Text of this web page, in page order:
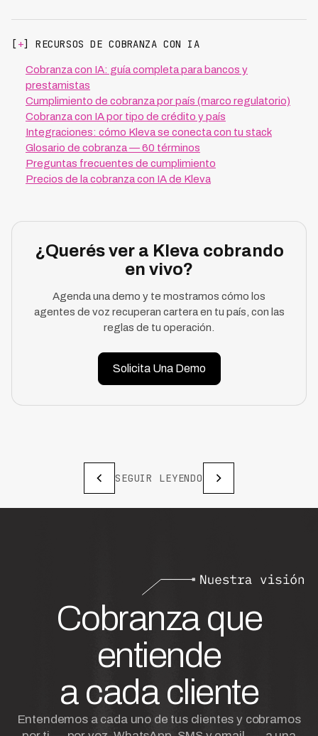
[+] RECURSOS DE COBRANZA CON IA
Cobranza con IA: guía completa para bancos y
prestamistas
Cumplimiento de cobranza por país (marco regulatorio)
Cobranza con IA por tipo de crédito y país
Integraciones: cómo Kleva se conecta con tu stack
Glosario de cobranza — 60 términos
Preguntas frecuentes de cumplimiento
Precios de la cobranza con IA de Kleva
¿Querés ver a Kleva cobrando
en vivo?
Agenda una demo y te mostramos cómo los
agentes de voz recuperan cartera en tu país, con las
reglas de tu operación.
Solicita Una Demo
SEGUIR LEYENDO
Cobranza que
entiende
a cada cliente
Entendemos a cada uno de tus clientes y cobramos